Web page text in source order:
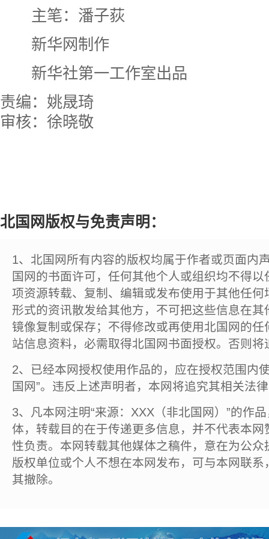
主笔：潘子荻
新华网制作
新华社第一工作室出品
责编：姚晟琦
审核：徐晓敬
北国网版权与免责声明：
1、北国网所有内容的版权均属于作者或页面内
国网的书面许可，任何其他个人或组织均不得
项资源转载、复制、编辑或发布使用于其他任
形式的资讯散发给其他方，不可把这些信息在
镜像复制或保存；不得修改或再使用北国网的
站信息资料，必需取得北国网书面授权。否则将
2、已经本网授权使用作品的，应在授权范围内
国网”。违反上述声明者，本网将追究其相关法
3、凡本网注明“来源：XXX（非北国网）”的作
体，转载目的在于传递更多信息，并不代表本
性负责。本网转载其他媒体之稿件，意在为公
版权单位或个人不想在本网发布，可与本网联
其撤除。